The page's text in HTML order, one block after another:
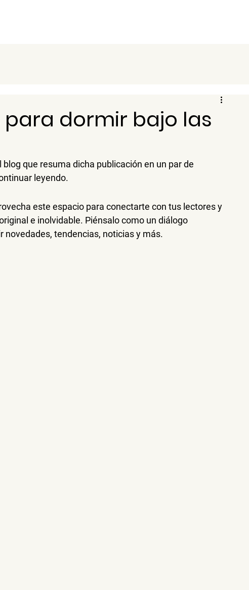
para dormir bajo las
que resuma dicha publicación en un par de
leyendo.
este espacio para conectarte con tus lectores y
e inolvidable. Piénsalo como un diálogo
tendencias, noticias y más.